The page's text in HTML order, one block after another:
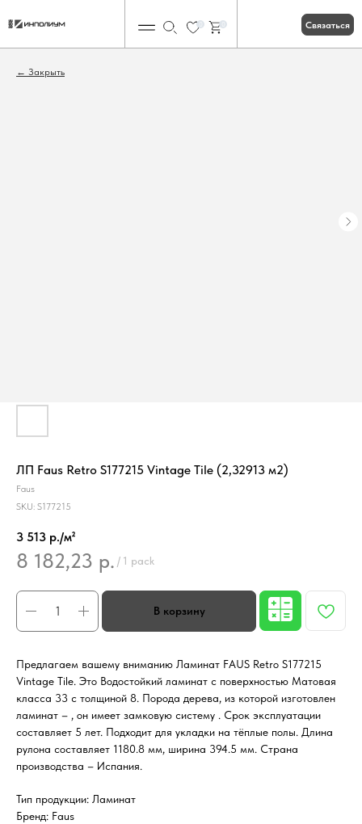
Связаться
Закрыть
ЛП Faus Retro S177215 Vintage Tile (2,32913 м2)
Faus
SKU: S177215
3 513 р./м²
8 182,23 р. / 1 pack
Предлагаем вашему вниманию Ламинат FAUS Retro S177215
Vintage Tile. Это Водостойкий ламинат с поверхностью Матовая
класса 33 с толщиной 8. Порода дерева, из которой изготовлен
ламинат – , он имеет замковую систему . Срок эксплуатации
составляет 5 лет. Подходит для укладки на тёплые полы. Длина
рулона составляет 1180.8 мм, ширина 394.5 мм. Страна
производства – Испания.
Тип продукции: Ламинат
Бренд: Faus